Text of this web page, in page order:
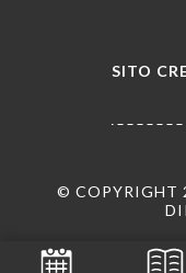
© COPYRIGHT
SITO